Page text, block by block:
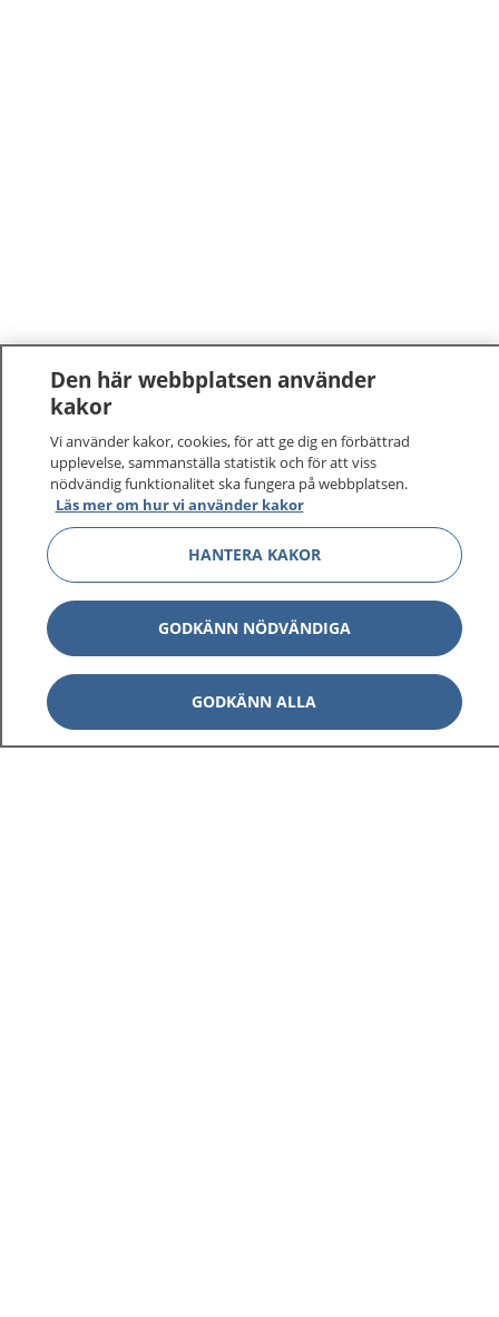
Den här webbplatsen använder
kakor
Vi använder kakor, cookies, för att ge dig en förbättrad
upplevelse, sammanställa statistik och för att viss
nödvändig funktionalitet ska fungera på webbplatsen.
Läs mer om hur vi använder kakor
HANTERA KAKOR
GODKÄNN NÖDVÄNDIGA
GODKÄNN ALLA